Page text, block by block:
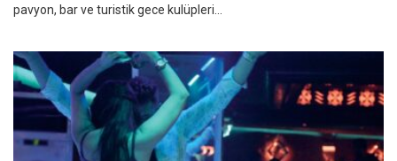
pavyon, bar ve turistik gece kulüpleri…